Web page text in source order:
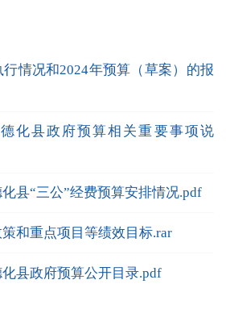
情况和2024年预算（草案）的报
化县政府预算相关重要事项说
县“三公”经费预算安排情况.pdf
和重点项目等绩效目标.rar
县政府预算公开目录.pdf